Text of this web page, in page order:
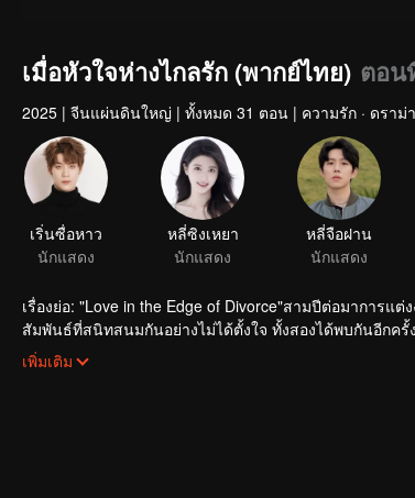
เมื่อหัวใจห่างไกลรัก (พากย์ไทย) ตอน
2025 | จีนแผ่นดินใหญ่ | ทั้งหมด 31 ตอน | ความรัก · ดราม่า
เริ่นซื่อหาว
นักแสดง
หลี่ซิงเหยา
นักแสดง
หลี่จือฝาน
นักแสดง
เรื่องย่อ: "Love in the Edge of Divorce"สามปีต่อมาการ
สัมพันธ์ที่สนิทสนมกันอย่างไม่ได้ตั้งใจ ทั้งสองได้พบกันอีกครั้
มียนก็คือเพนนีและเธอกำลังตั้งครรภ์
เพิ่มเติม